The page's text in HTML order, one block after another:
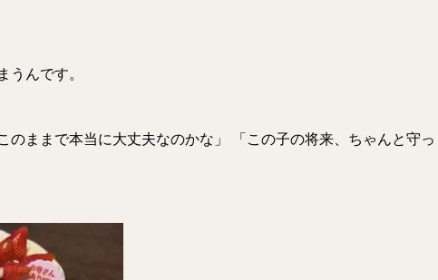
うんです。
のままで本当に大丈夫なのかな」 「この子の将来、ちゃんと守っ